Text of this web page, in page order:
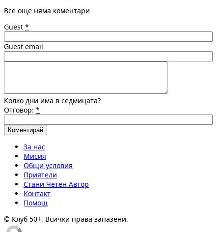
Все още няма коментари
Guest *
Guest email
Колко дни има в седмицата?
Отговор: *
За нас
Мисия
Общи условия
Приятели
Стани Четен Автор
Контакт
Помощ
© Клуб 50+. Всички права запазени.